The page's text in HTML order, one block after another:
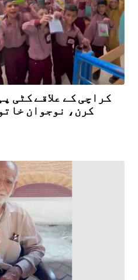
کراچی کے علاقے کٹی
کرن، نوجوان